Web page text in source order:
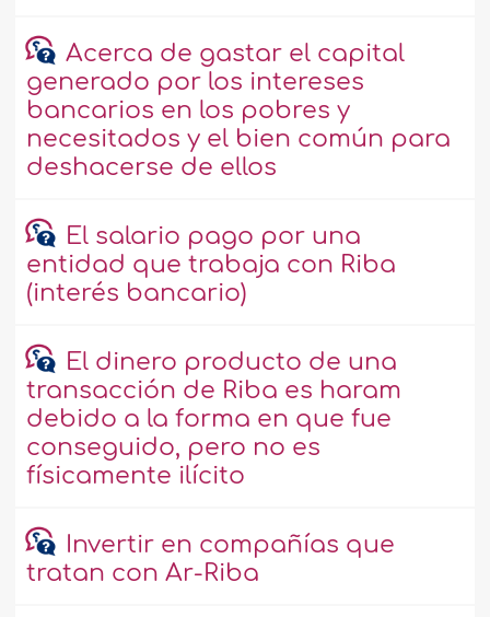
Acerca de gastar el capital
generado por los intereses
bancarios en los pobres y
necesitados y el bien común para
deshacerse de ellos
El salario pago por una
entidad que trabaja con Riba
(interés bancario)
El dinero producto de una
transacción de Riba es haram
debido a la forma en que fue
conseguido, pero no es
físicamente ilícito
Invertir en compañías que
tratan con Ar-Riba